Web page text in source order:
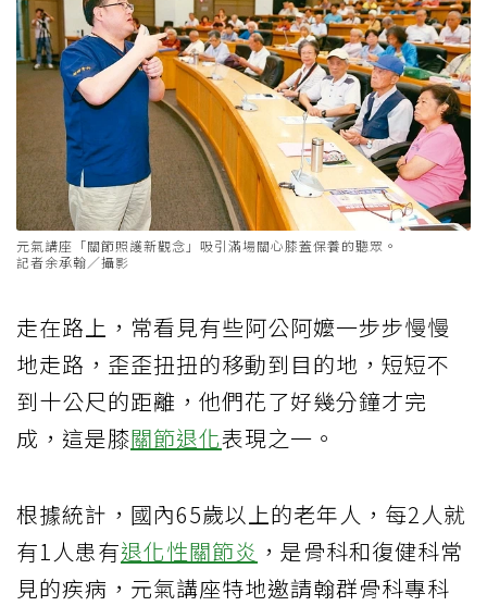
元氣講座「關節照護新觀念」吸引滿場關心膝蓋保養的聽眾。
記者余承翰／攝影
走在路上，常看見有些阿公阿嬤一步步慢慢
地走路，歪歪扭扭的移動到目的地，短短不
到十公尺的距離，他們花了好幾分鐘才完
成，這是膝關節退化表現之一。
根據統計，國內65歲以上的老年人，每2人就
有1人患有退化性關節炎 ，是骨科和復健科常
見的疾病，元氣講座特地邀請翰群骨科專科